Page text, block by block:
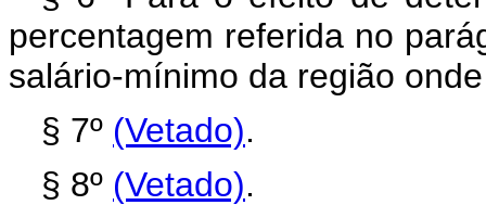
percentagem referida no
salário-mínimo da região
§ 7º (Vetado).
§ 8º (Vetado).